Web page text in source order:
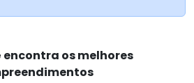
encontra os melhores